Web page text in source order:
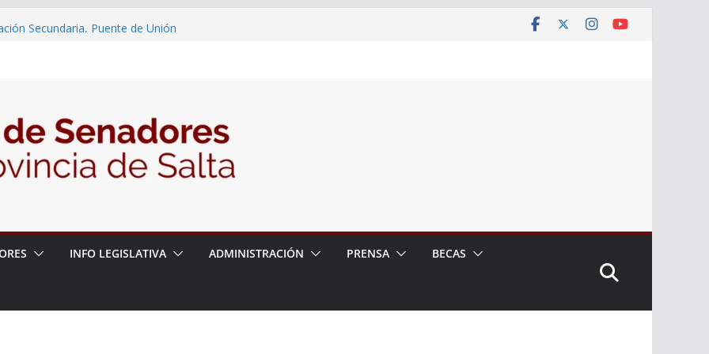
– 06/08/26 – Primera Edición de
– 06/08/26 – Créase el Ente Salteño
Vegetal
6 de agosto
INFO LEGISLATIVA ADMINISTRACIÓN PRENSA BECAS